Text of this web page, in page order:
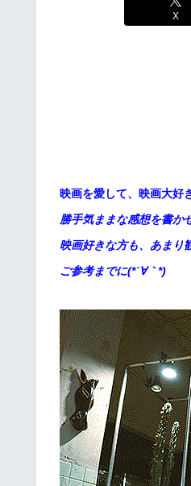
X
映画を愛して、映画大好
勝手気ままな感想を書
映画好きな方も、あまり
ご参考までに(*´∀｀*)